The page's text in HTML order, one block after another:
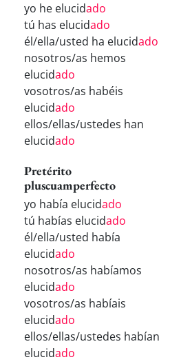
yo he elucidado
tú has elucidado
él/ella/usted ha elucidado
nosotros/as hemos
elucidado
vosotros/as habéis
elucidado
ellos/ellas/ustedes han
elucidado
Pretérito
pluscuamperfecto
yo había elucidado
tú habías elucidado
él/ella/usted había
elucidado
nosotros/as habíamos
elucidado
vosotros/as habíais
elucidado
ellos/ellas/ustedes habían
elucidado